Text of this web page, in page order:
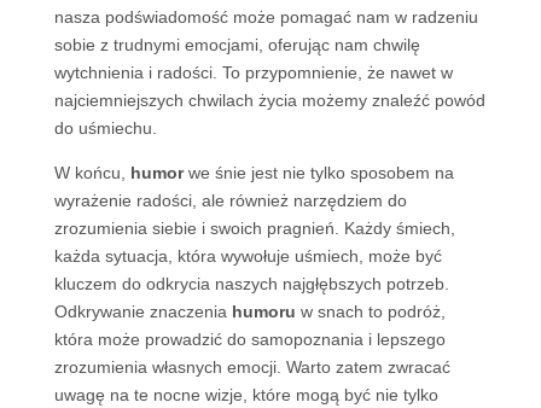
nasza podświadomość może pomagać nam w radzeniu
sobie z trudnymi emocjami, oferując nam chwilę
wytchnienia i radości. To przypomnienie, że nawet w
najciemniejszych chwilach życia możemy znaleźć powód
do uśmiechu.
W końcu, humorwe śnie jest nie tylko sposobem na
wyrażenie radości, ale również narzędziem do
zrozumienia siebie i swoich pragnień. Każdy śmiech,
każda sytuacja, która wywołuje uśmiech, może być
kluczem do odkrycia naszych najgłębszych potrzeb.
Odkrywanie znaczenia humoru w snach to podróż,
która może prowadzić do samopoznania i lepszego
zrozumienia własnych emocji. Warto zatem zwracać
uwagę na te nocne wizje, które mogą być nie tylko